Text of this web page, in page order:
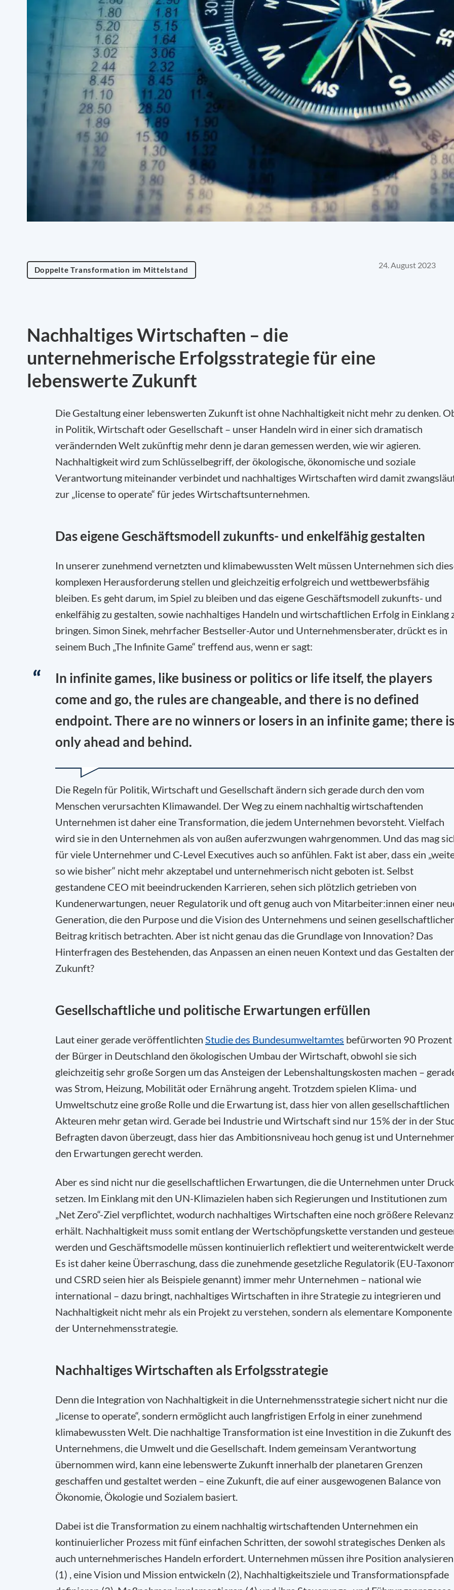
Doppelte Transformation im Mittelstand 24. August 2023
Nachhaltiges Wirtschaften – die
unternehmerische Erfolgsstrategie für eine
lebenswerte Zukunft
Die Gestaltung einer lebenswerten Zukunft ist ohne Nachhaltigkeit nicht mehr zu denken.
in Politik, Wirtschaft oder Gesellschaft – unser Handeln wird in einer sich dramatisch
verändernden Welt zukünftig mehr denn je daran gemessen werden, wie wir agieren.
Nachhaltigkeit wird zum Schlüsselbegriff, der ökologische, ökonomische und soziale
Verantwortung miteinander verbindet und nachhaltiges Wirtschaften wird damit
zur „license to operate“ für jedes Wirtschaftsunternehmen.
Das eigene Geschäftsmodell zukunfts- und enkelfähig gestalten
In unserer zunehmend vernetzten und klimabewussten Welt müssen Unternehmen sich
komplexen Herausforderung stellen und gleichzeitig erfolgreich und wettbewerbsfähig
bleiben. Es geht darum, im Spiel zu bleiben und das eigene Geschäftsmodell zukunfts- und
enkelfähig zu gestalten, sowie nachhaltiges Handeln und wirtschaftlichen Erfolg in Einklang
bringen. Simon Sinek, mehrfacher Bestseller-Autor und Unternehmensberater, drückt es in
seinem Buch „The Infinite Game“ treffend aus, wenn er sagt:
In infinite games, like business or politics or life itself, the players
come and go, the rules are changeable, and there is no defined
endpoint. There are no winners or losers in an infinite game; there is
only ahead and behind.
Die Regeln für Politik, Wirtschaft und Gesellschaft ändern sich gerade durch den vom
Menschen verursachten Klimawandel. Der Weg zu einem nachhaltig wirtschaftenden
Unternehmen ist daher eine Transformation, die jedem Unternehmen bevorsteht. Vielfach
wird sie in den Unternehmen als von außen auferzwungen wahrgenommen. Und das mag
für viele Unternehmer und C-Level Executives auch so anfühlen. Fakt ist aber, dass ein
so wie bisher“ nicht mehr akzeptabel und unternehmerisch nicht geboten ist. Selbst
gestandene CEO mit beeindruckenden Karrieren, sehen sich plötzlich getrieben von
Kundenerwartungen, neuer Regulatorik und oft genug auch von Mitarbeiter:innen einer
Generation, die den Purpose und die Vision des Unternehmens und seinen
Beitrag kritisch betrachten. Aber ist nicht genau das die Grundlage von Innovation? Das
Hinterfragen des Bestehenden, das Anpassen an einen neuen Kontext und das Gestalten der
Zukunft?
Gesellschaftliche und politische Erwartungen erfüllen
Laut einer gerade veröffentlichten Studie des Bundesumweltamtes befürworten 90 Prozent
der Bürger in Deutschland den ökologischen Umbau der Wirtschaft, obwohl sie sich
gleichzeitig sehr große Sorgen um das Ansteigen der Lebenshaltungskosten machen –
was Strom, Heizung, Mobilität oder Ernährung angeht. Trotzdem spielen Klima- und
Umweltschutz eine große Rolle und die Erwartung ist, dass hier von allen gesellschaftlichen
Akteuren mehr getan wird. Gerade bei Industrie und Wirtschaft sind nur 15% der in der
Befragten davon überzeugt, dass hier das Ambitionsniveau hoch genug ist und
den Erwartungen gerecht werden.
Aber es sind nicht nur die gesellschaftlichen Erwartungen, die die Unternehmen unter Druck
setzen. Im Einklang mit den UN-Klimazielen haben sich Regierungen und Institutionen zum
„Net Zero“-Ziel verpflichtet, wodurch nachhaltiges Wirtschaften eine noch größere Relevanz
erhält. Nachhaltigkeit muss somit entlang der Wertschöpfungskette verstanden und
werden und Geschäftsmodelle müssen kontinuierlich reflektiert und weiterentwickelt
Es ist daher keine Überraschung, dass die zunehmende gesetzliche Regulatorik (EU-
und CSRD seien hier als Beispiele genannt) immer mehr Unternehmen – national wie
international – dazu bringt, nachhaltiges Wirtschaften in ihre Strategie zu integrieren und
Nachhaltigkeit nicht mehr als ein Projekt zu verstehen, sondern als elementare Komponente
der Unternehmensstrategie.
Nachhaltiges Wirtschaften als Erfolgsstrategie
Denn die Integration von Nachhaltigkeit in die Unternehmensstrategie sichert nicht nur die
„license to operate“, sondern ermöglicht auch langfristigen Erfolg in einer zunehmend
klimabewussten Welt. Die nachhaltige Transformation ist eine Investition in die Zukunft des
Unternehmens, die Umwelt und die Gesellschaft. Indem gemeinsam Verantwortung
übernommen wird, kann eine lebenswerte Zukunft innerhalb der planetaren Grenzen
geschaffen und gestaltet werden – eine Zukunft, die auf einer ausgewogenen Balance von
Ökonomie, Ökologie und Sozialem basiert.
Dabei ist die Transformation zu einem nachhaltig wirtschaftenden Unternehmen ein
kontinuierlicher Prozess mit fünf einfachen Schritten, der sowohl strategisches Denken als
auch unternehmerisches Handeln erfordert. Unternehmen müssen ihre Position analysieren
(1) , eine Vision und Mission entwickeln (2), Nachhaltigkeitsziele und Transformationspfade